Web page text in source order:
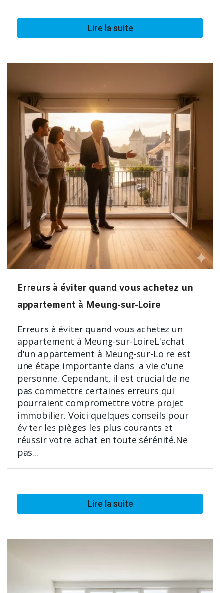
Lire la suite
Erreurs à éviter quand vous achetez un
appartement à Meung-sur-Loire
Erreurs à éviter quand vous achetez un
appartement à Meung-sur-LoireL'achat
d'un appartement à Meung-sur-Loire est
une étape importante dans la vie d'une
personne. Cependant, il est crucial de ne
pas commettre certaines erreurs qui
pourraient compromettre votre projet
immobilier. Voici quelques conseils pour
éviter les pièges les plus courants et
réussir votre achat en toute sérénité.Ne
pas...
Lire la suite